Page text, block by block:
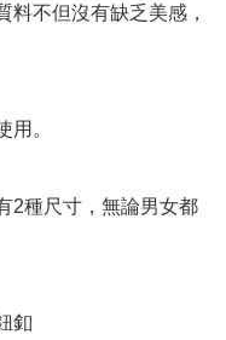
料不但沒有缺乏美感，
用。
2種尺寸，無論男女都
釦